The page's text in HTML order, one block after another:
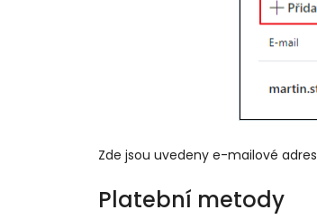
Zde jsou uvedeny e-mailové
Platební metody